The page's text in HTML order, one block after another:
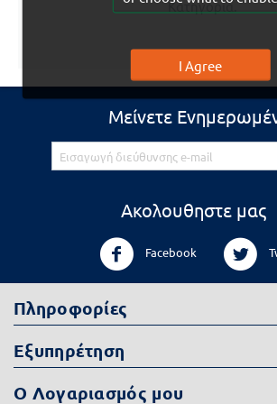
Κατηγορία.
Μείνετε
Ακολουθηστε μας
Facebook
Πληροφορίες
Εξυπηρέτηση
Ο Λογαριασμός μου
I Agree